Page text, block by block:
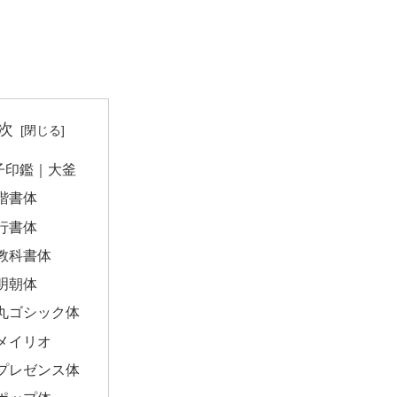
印鑑｜大釜
書体
書体
科書体
朝体
ゴシック体
イリオ
レゼンス体